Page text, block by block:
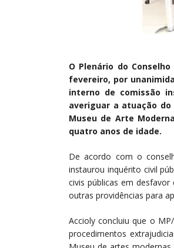
O Plenário do
fevereiro, por
interno de comissão
averiguar a atuação do
Museu de Arte
quatro anos de idade.
De acordo com o
instaurou inquérito civil
civis públicas em
outras providências para
Accioly concluiu que o
procedimentos